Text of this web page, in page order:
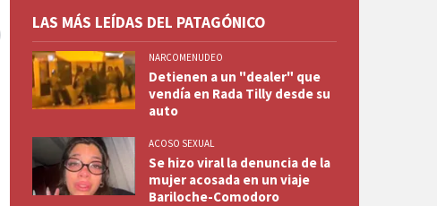
LAS MÁS LEÍDAS DEL PATAGÓNICO
NARCOMENUDEO
Detienen a un "dealer" que
vendía en Rada Tilly desde su
auto
ACOSO SEXUAL
Se hizo viral la denuncia de la
mujer acosada en un viaje
Bariloche-Comodoro